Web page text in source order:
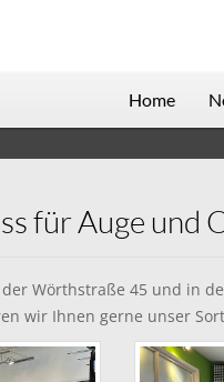
Home
für Auge und
Wörthstraße 45 und in
wir Ihnen gerne unser